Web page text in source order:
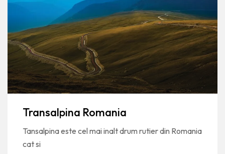
Transalpina Romania
Tansalpina este cel mai inalt drum rutier din Romania
cat si